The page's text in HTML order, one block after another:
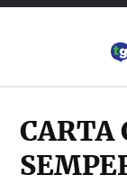
CARTA